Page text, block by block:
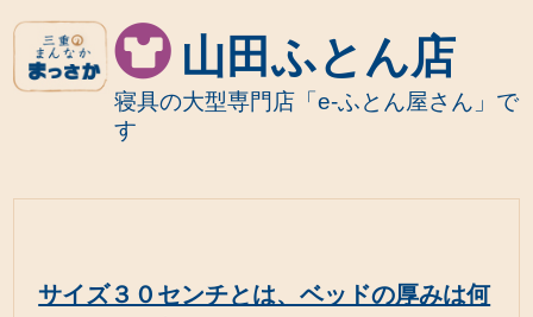
山田ふとん店
寝具の大型専門店「e-ふとん屋さん」で
す
サイズ３０センチとは、ベッドの厚みは何